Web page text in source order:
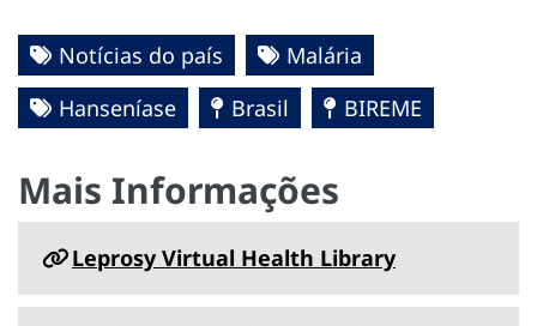
Notícias do país
Malária
Hanseníase
Brasil BIREME
Mais Informações
Leprosy Virtual Health Library